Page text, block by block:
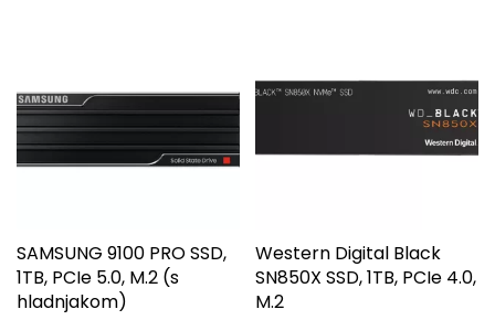
SAMSUNG 9100 PRO SSD,
1TB, PCIe 5.0, M.2 (s
hladnjakom)
Western Digital Black
SN850X SSD, 1TB, PCIe 4.0,
M.2